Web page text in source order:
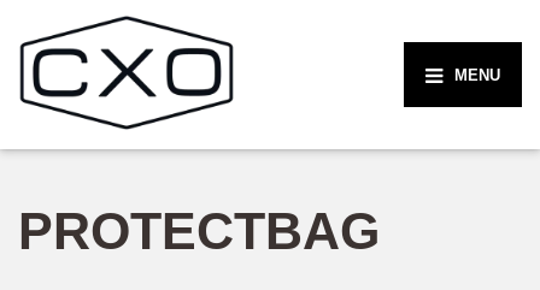
MENU
PROTECTBAG